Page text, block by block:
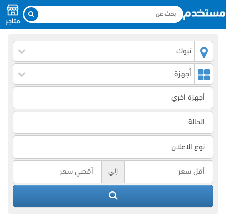
متاجر
تبوك
أجهزة
إلي